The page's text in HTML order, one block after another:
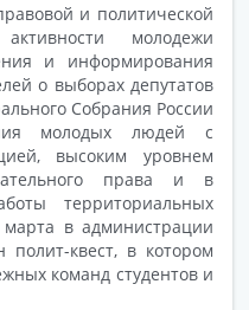
обсуждения
и политической
молодежи
и информирования
о выборах депутатов
Собрания России
молодых людей с
высоким уровнем
права и в
территориальных
в администрации
квест, в котором
команд студентов и